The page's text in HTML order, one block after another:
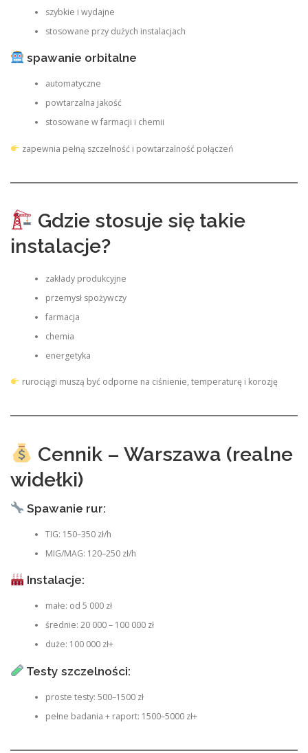
szybkie i wydajne
stosowane przy dużych instalacjach
spawanie orbitalne
automatyczne
powtarzalna jakość
stosowane w farmacji i chemii
zapewnia pełną szczelność i powtarzalność połączeń
Gdzie stosuje się takie
instalacje?
zakłady produkcyjne
przemysł spożywczy
farmacja
chemia
energetyka
rurociągi muszą być odporne na ciśnienie, temperaturę i korozję
Cennik – Warszawa (realne
widełki)
Spawanie rur:
TIG: 150–350 zł/h
MIG/MAG: 120–250 zł/h
Instalacje:
małe: od 5 000 zł
średnie: 20 000 – 100 000 zł
duże: 100 000 zł+
Testy szczelności:
proste testy: 500–1500 zł
pełne badania + raport: 1500–5000 zł+